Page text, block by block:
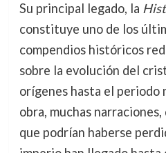
Su principal legado, la
constituye uno de los
compendios históricos
sobre la evolución del
orígenes hasta el periodo
obra, muchas
que podrían haberse